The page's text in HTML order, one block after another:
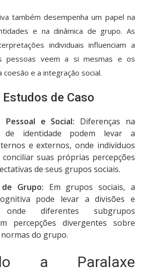
também desempenha um papel na
e na dinâmica de grupo. As
individuais influenciam a
pessoas veem a si mesmas e os
e a integração social.
Estudos de Caso
Pessoal e Social: Diferenças na
de identidade podem levar a
e externos, onde indivíduos
suas próprias percepções
de seus grupos sociais.
de Grupo: Em grupos sociais, a
pode levar a divisões e
onde diferentes subgrupos
percepções divergentes sobre
do grupo.
a Paralaxe